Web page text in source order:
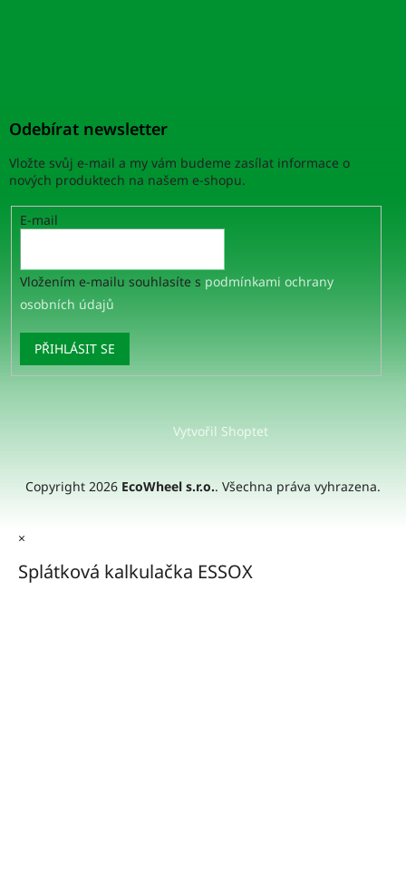
Odebírat newsletter
Vložte svůj e-mail a my vám budeme zasílat informace o
nových produktech na našem e-shopu.
E-mail
Vložením e-mailu souhlasíte s podmínkami ochrany
osobních údajů
PŘIHLÁSIT SE
Vytvořil Shoptet
Copyright 2026 EcoWheel s.r.o.. Všechna práva vyhrazena.
×
Splátková kalkulačka ESSOX